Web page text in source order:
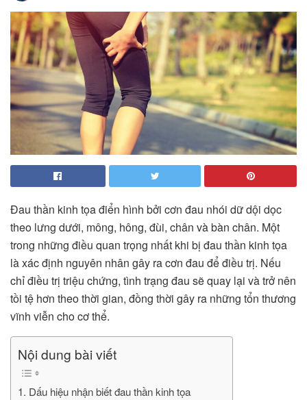
Đau thần kinh tọa điển hình bởi cơn đau nhói dữ dội dọc
theo lưng dưới, mông, hông, đùi, chân và bàn chân. Một
trong những điều quan trọng nhất khi bị đau thần kinh tọa
là xác định nguyên nhân gây ra cơn đau để điều trị. Nếu
chỉ điều trị triệu chứng, tình trạng đau sẽ quay lại và trở nên
tồi tệ hơn theo thời gian, đồng thời gây ra những tổn thương
vĩnh viễn cho cơ thể.
Nội dung bài viết
1. Dấu hiệu nhận biết đau thần kinh tọa